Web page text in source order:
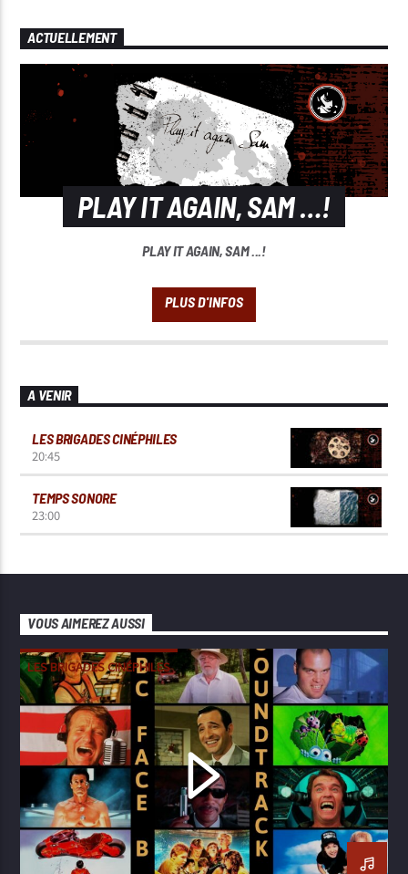
ACTUELLEMENT
PLAY IT AGAIN, SAM …!
PLAY IT AGAIN, SAM ...!
A VENIR
LES BRIGADES CINÉPHILES
20:45
TEMPS SONORE
23:00
VOUS AIMEREZ AUSSI
LES BRIGADES CINÉPHILES